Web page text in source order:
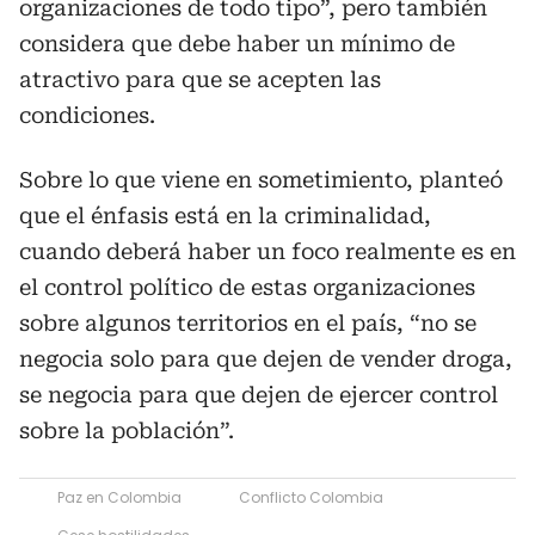
organizaciones de todo tipo”, pero también
considera que debe haber un mínimo de
atractivo para que se acepten las
condiciones.
Sobre lo que viene en sometimiento, planteó
que el énfasis está en la criminalidad,
cuando deberá haber un foco realmente es en
el control político de estas organizaciones
sobre algunos territorios en el país, “no se
negocia solo para que dejen de vender droga,
se negocia para que dejen de ejercer control
sobre la población”.
Paz en Colombia
Conflicto Colombia